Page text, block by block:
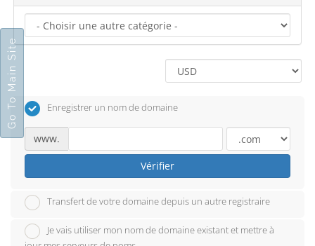
Enregistrer un nom de domaine
www.
Vérifier
Transfert de votre domaine depuis un autre registraire
Je vais utiliser mon nom de domaine existant et mettre à
Go To Main Site